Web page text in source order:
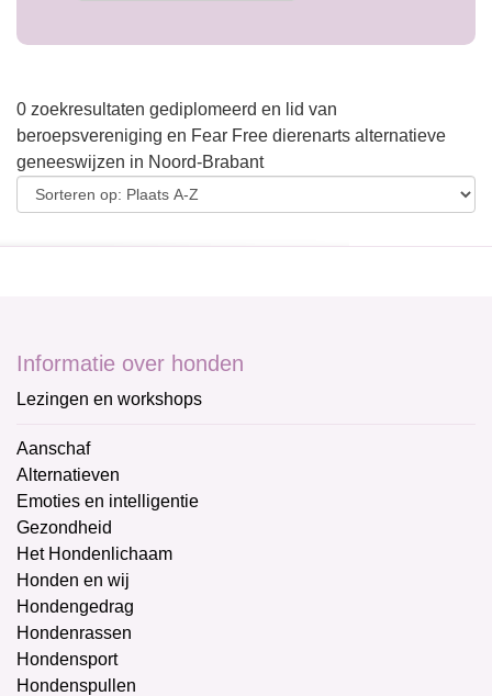
0 zoekresultaten gediplomeerd en lid van
beroepsvereniging en Fear Free dierenarts alternatieve
geneeswijzen in Noord-Brabant
Informatie over honden
Lezingen en workshops
Aanschaf
Alternatieven
Emoties en intelligentie
Gezondheid
Het Hondenlichaam
Honden en wij
Hondengedrag
Hondenrassen
Hondensport
Hondenspullen